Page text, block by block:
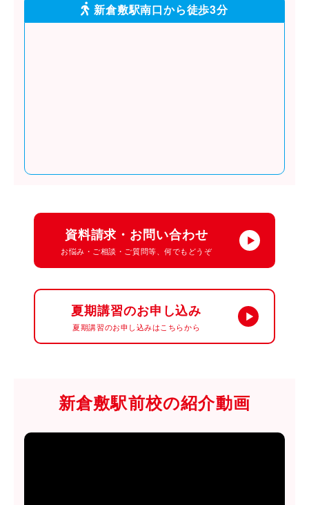
新倉敷駅南口から徒歩3分
資料請求・お問い合わせ
お悩み・ご相談・ご質問等、何でもどうぞ
夏期講習のお申し込み
夏期講習のお申し込みはこちらから
新倉敷駅前校の紹介動画